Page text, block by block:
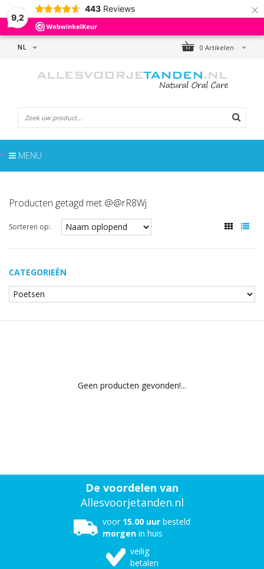
9,2
443 Reviews ×
0 Artikelen
NL
MENU
Producten getagd met @@rR8Wj
Sorteren op:
CATEGORIEËN
Geen producten gevonden!...
De voordelen van
Allesvoorjetanden.nl
voor 15.00 uur besteld
morgen in huis
veilig
betalen